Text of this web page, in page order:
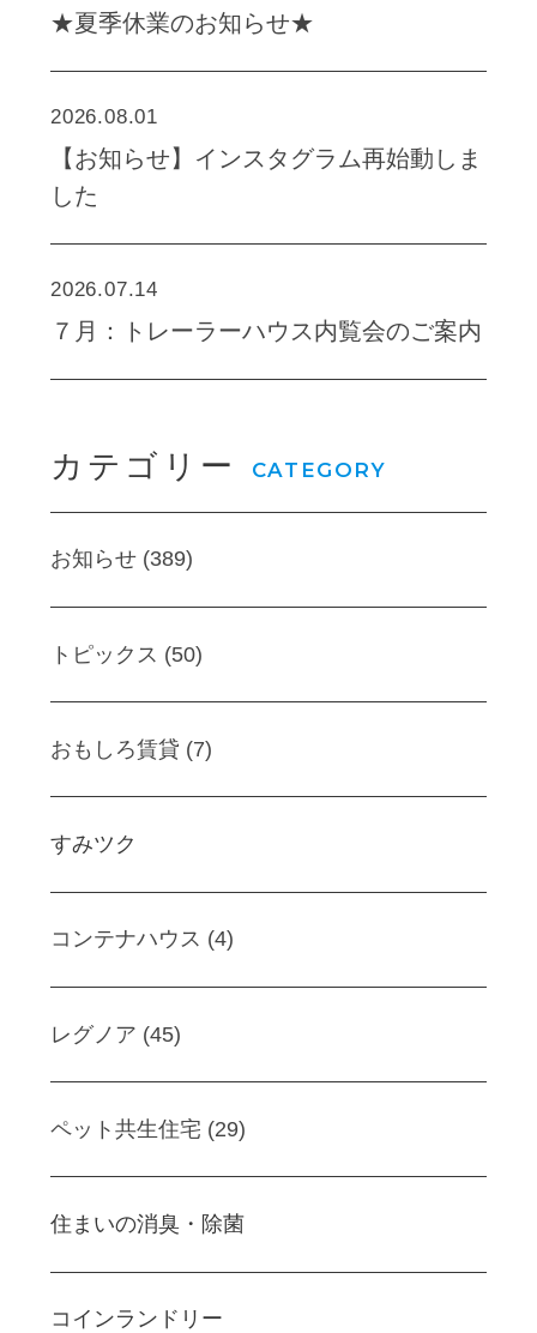
★夏季休業のお知らせ★
2026.08.01
【お知らせ】インスタグラム再始動しま
した
2026.07.14
７月：トレーラーハウス内覧会のご案内
カテゴリー CATEGORY
お知らせ (389)
トピックス (50)
おもしろ賃貸 (7)
すみツク
コンテナハウス (4)
レグノア (45)
ペット共生住宅 (29)
住まいの消臭・除菌
コインランドリー